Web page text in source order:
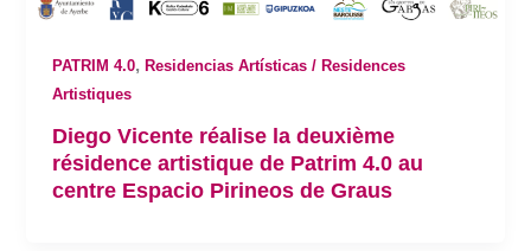
PATRIM 4.0,Residencias Artísticas / Residences
Artistiques
Diego Vicente réalise la deuxième
résidence artistique de Patrim 4.0 au
centre Espacio Pirineos de Graus